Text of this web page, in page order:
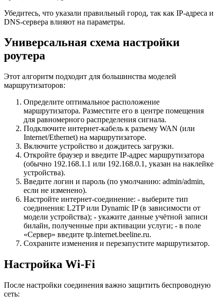
Убедитесь, что указали правильный город, так как IP-адреса и
DNS-сервера влияют на параметры.
Универсальная схема настройки
роутера
Этот алгоритм подходит для большинства моделей
маршрутизаторов:
Определите оптимальное расположение
маршрутизатора. Разместите его в центре помещения
для равномерного распределения сигнала.
Подключите интернет-кабель к разъему WAN (или
Internet/Ethernet) на маршрутизаторе.
Включите устройство и дождитесь загрузки.
Откройте браузер и введите IP-адрес маршрутизатора
(обычно 192.168.1.1 или 192.168.0.1, указан на наклейке
устройства).
Введите логин и пароль (по умолчанию: admin/admin,
если не изменено).
Настройте интернет-соединение: - выберите тип
соединения: L2TP или Dynamic IP (в зависимости от
модели устройства); - укажите данные учётной записи
билайн, полученные при активации услуги; - в поле
«Сервер» введите tp.internet.beeline.ru.
Сохраните изменения и перезапустите маршрутизатор.
Настройка Wi-Fi
После настройки соединения важно защитить беспроводную
сеть: